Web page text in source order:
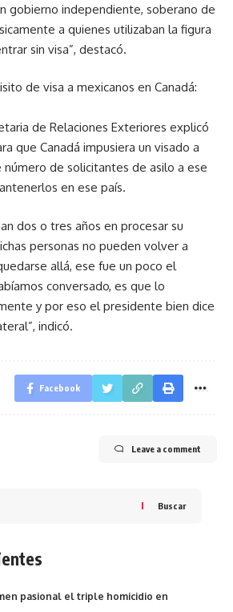
gobierno independiente, soberano de
a quienes utilizaban la figura
sin visa”, destacó.
de visa a mexicanos en Canadá:
de Relaciones Exteriores explicó
que Canadá impusiera un visado a
de solicitantes de asilo a ese
en ese país.
dos o tres años en procesar su
personas no pueden volver a
allá, ese fue un poco el
conversado, es que lo
y por eso el presidente bien dice
indicó.
Facebook
Leave a comment
Buscar
pasional el triple homicidio en